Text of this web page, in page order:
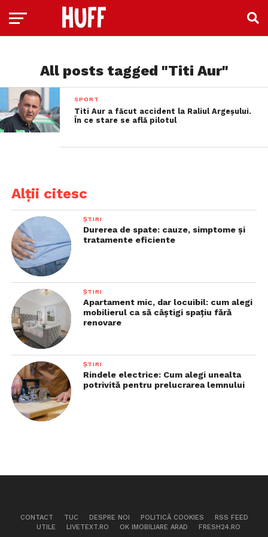
All posts tagged "Titi Aur"
SPORT
Titi Aur a făcut accident la Raliul Argeșului.
În ce stare se află pilotul
Alții citesc
ȘTIRI
Durerea de spate: cauze, simptome și
tratamente eficiente
ȘTIRI
Apartament mic, dar locuibil: cum alegi
mobilierul ca să câștigi spațiu fără
renovare
ȘTIRI
Rindele electrice: Cum alegi unealta
potrivită pentru prelucrarea lemnului
CONTACT TUC DESPRE NOI POLITICĂ COOKIES
RSS FEED
UTILE
LIVETEXT.RO OK IMOBILIARE ARAD FRESH24.RO